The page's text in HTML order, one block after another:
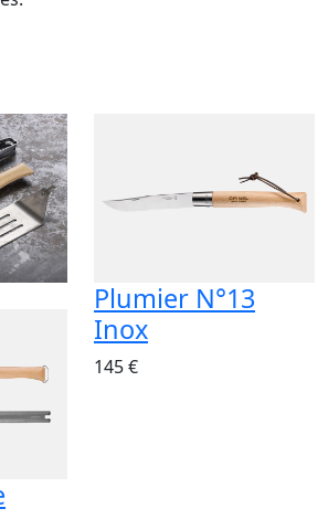
Plumier N°13
Inox
145 €